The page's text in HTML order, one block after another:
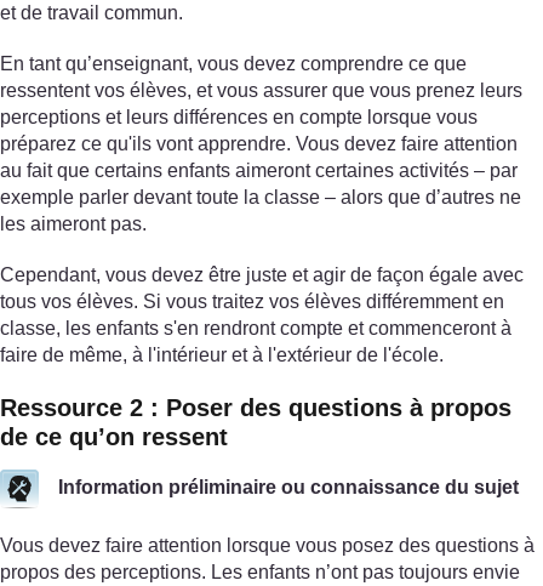
et de travail commun.
En tant qu’enseignant, vous devez comprendre ce que
ressentent vos élèves, et vous assurer que vous prenez leurs
perceptions et leurs différences en compte lorsque vous
préparez ce qu'ils vont apprendre. Vous devez faire attention
au fait que certains enfants aimeront certaines activités – par
exemple parler devant toute la classe – alors que d’autres ne
les aimeront pas.
Cependant, vous devez être juste et agir de façon égale avec
tous vos élèves. Si vous traitez vos élèves différemment en
classe, les enfants s'en rendront compte et commenceront à
faire de même, à l'intérieur et à l'extérieur de l'école.
Ressource 2 : Poser des questions à propos
de ce qu’on ressent
Information préliminaire ou connaissance du sujet
Vous devez faire attention lorsque vous posez des questions à
propos des perceptions. Les enfants n’ont pas toujours envie